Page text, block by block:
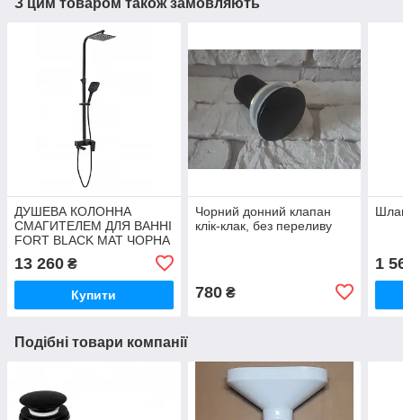
З цим товаром також замовляють
ДУШЕВА КОЛОННА
СМАГИТЕЛЕМ ДЛЯ ВАННІ
FORT BLACK MAT ЧОРНА
13 260 ₴
Купити
Чорний донний клапан
клік-клак, без переливу
780₴
1
Подібні товари компанії